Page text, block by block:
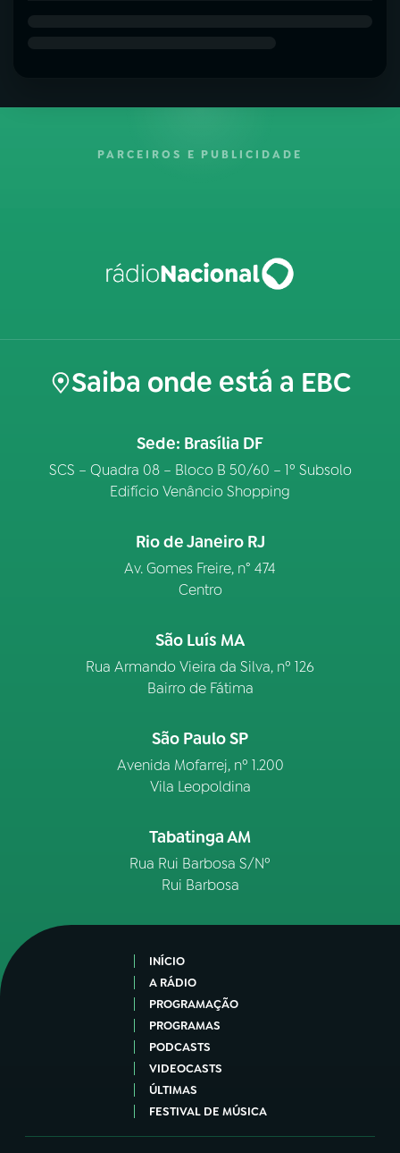
PARCEIROS E PUBLICIDADE
Saiba onde está a EBC
Sede: Brasília DF
SCS – Quadra 08 – Bloco B 50/60 – 1º Subsolo
Edifício Venâncio Shopping
Rio de Janeiro RJ
Av. Gomes Freire, n° 474
Centro
São Luís MA
Rua Armando Vieira da Silva, nº 126
Bairro de Fátima
São Paulo SP
Avenida Mofarrej, nº 1.200
Vila Leopoldina
Tabatinga AM
Rua Rui Barbosa S/Nº
Rui Barbosa
INÍCIO
A RÁDIO
PROGRAMAÇÃO
PROGRAMAS
PODCASTS
VIDEOCASTS
ÚLTIMAS
FESTIVAL DE MÚSICA